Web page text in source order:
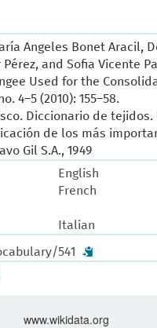
Angeles Bonet Aracil,
and Sofia Vicente
Used for the
4–5 (2010): 155–58.
Diccionario de tejidos.
de los más
Gil S.A., 1949
English
French
Italian
541
www.wikidata.org